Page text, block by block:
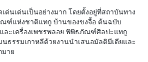
ด่นเด่นเป็นอย่างมาก โดยตั้งอยู่ที่สถาบันทาง
ฑ์แห่งชาติแทกู บ้านของขงจื้อ ต้นฉบับ
ละเครื่องเพชรพลอย พิพิธภัณฑ์ศิลปะแทกู
ธรรมเกาหลีด้วยงานนำเสนอมัลติมีเดียและ
าย